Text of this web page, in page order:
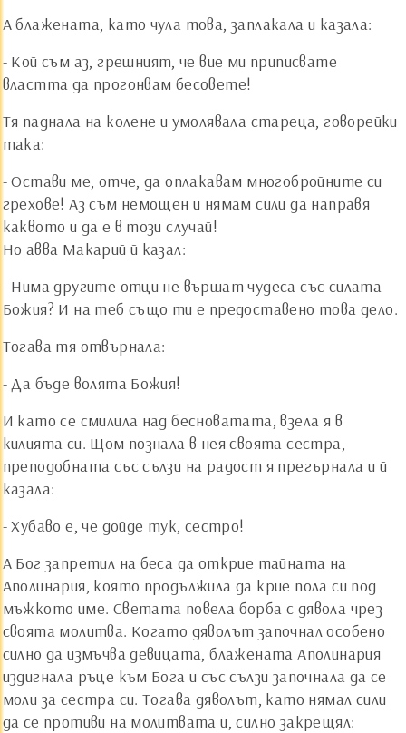
А блажената, като чула това, заплакала и казала:
- Кой съм аз, грешният, че вие ми приписвате
властта да прогонвам бесовете!
Тя паднала на колене и умолявала стареца, говорейки
така:
- Остави ме, отче, да оплакавам многобройните си
грехове! Аз съм немощен и нямам сили да направя
каквото и да е в този случай!
Но авва Макарий й казал:
- Нима другите отци не вършат чудеса със силата
Божия? И на теб също ти е предоставено това дело.
Тогава тя отвърнала:
- Да бъде волята Божия!
И като се смилила над бесноватата, взела я в
килията си. Щом познала в нея своята сестра,
преподобната със сълзи на радост я прегърнала и й
казала:
- Хубаво е, че дойде тук, сестро!
А Бог запретил на беса да открие тайната на
Аполинария, която продължила да крие пола си под
мъжкото име. Светата повела борба с дявола чрез
своята молитва. Когато дяволът започнал особено
силно да измъчва девицата, блажената Аполинария
издигнала ръце към Бога и със сълзи започнала да се
моли за сестра си. Тогава дяволът, като нямал сили
да се противи на молитвата й, силно закрещял: